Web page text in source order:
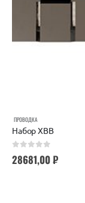
ПРОВОДКА
Набор XBB
28681,00₽